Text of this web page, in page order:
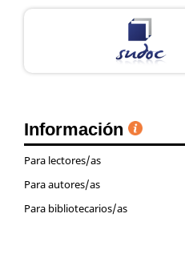
Información
Para lectores/as
Para autores/as
Para bibliotecarios/as